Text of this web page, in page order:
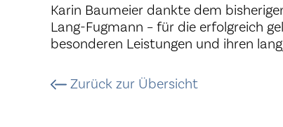
Karin Baumeier dankte dem
Lang-Fugmann – für die erfolgreich
besonderen Leistungen und ihren
Zurück zur Übersicht